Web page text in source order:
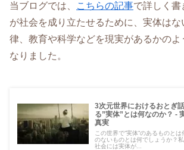
当ブログでは、 こちらの記事で詳しく書
が社会を成り立たせるために、実体は
律、教育や科学などを現実があるかのよ
なりました。
3次元世界におけるおとぎ
る”実体”とは何なのか？ -
真実
この世界で”実体”のあるものと
のないものとは何でしょうか？
社会には実体が...